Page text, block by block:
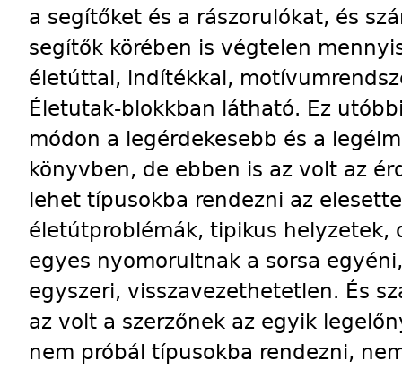
a segítőket és a rászorulókat, és
segítők körében is végtelen
életúttal, indítékkal,
Életutak-blokkban látható. Ez
módon a legérdekesebb és a
könyvben, de ebben is az volt az
lehet típusokba rendezni az
életútproblémák, tipikus helyzetek,
egyes nyomorultnak a sorsa
egyszeri, visszavezethetetlen. És
az volt a szerzőnek az egyik
nem próbál típusokba rendezni,